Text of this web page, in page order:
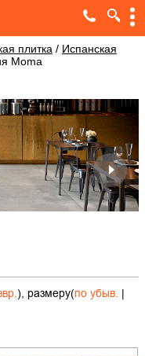
плитка / Испанская
Moma
), размеру(по убыв. |